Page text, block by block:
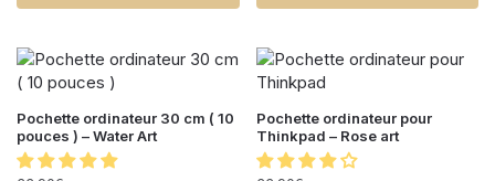
Pochette ordinateur 30 cm ( 10
pouces ) – Water Art
Pochette ordinateur pour
Thinkpad – Rose art